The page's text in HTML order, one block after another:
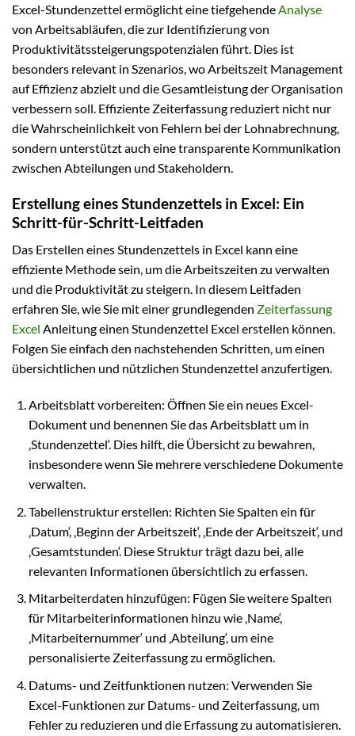
Excel-Stundenzettel ermöglicht eine tiefgehendeAnalyse
von Arbeitsabläufen, die zur Identifizierung von
Produktivitätssteigerungspotenzialen führt. Dies ist
besonders relevant in Szenarios, wo Arbeitszeit Management
auf Effizienz abzielt und die Gesamtleistung der Organisation
verbessern soll. Effiziente Zeiterfassung reduziert nicht nur
die Wahrscheinlichkeit von Fehlern bei der Lohnabrechnung,
sondern unterstützt auch eine transparente Kommunikation
zwischen Abteilungen und Stakeholdern.
Erstellung eines Stundenzettels in Excel: Ein
Schritt-für-Schritt-Leitfaden
Das Erstellen eines Stundenzettels in Excel kann eine
effiziente Methode sein, um die Arbeitszeiten zu verwalten
und die Produktivität zu steigern. In diesem Leitfaden
erfahren Sie, wie Sie mit einer grundlegenden Zeiterfassung
Excel Anleitung einen Stundenzettel Excel erstellen können.
Folgen Sie einfach den nachstehenden Schritten, um einen
übersichtlichen und nützlichen Stundenzettel anzufertigen.
Arbeitsblatt vorbereiten: Öffnen Sie ein neues Excel-
Dokument und benennen Sie das Arbeitsblatt um in
‚Stundenzettel‘. Dies hilft, die Übersicht zu bewahren,
insbesondere wenn Sie mehrere verschiedene Dokumente
verwalten.
Tabellenstruktur erstellen: Richten Sie Spalten ein für
‚Datum‘, ‚Beginn der Arbeitszeit‘, ‚Ende der Arbeitszeit‘, und
‚Gesamtstunden‘. Diese Struktur trägt dazu bei, alle
relevanten Informationen übersichtlich zu erfassen.
Mitarbeiterdaten hinzufügen: Fügen Sie weitere Spalten
für Mitarbeiterinformationen hinzu wie ‚Name‘,
‚Mitarbeiternummer‘ und ‚Abteilung‘, um eine
personalisierte Zeiterfassung zu ermöglichen.
Datums- und Zeitfunktionen nutzen: Verwenden Sie
Excel-Funktionen zur Datums- und Zeiterfassung, um
Fehler zu reduzieren und die Erfassung zu automatisieren.